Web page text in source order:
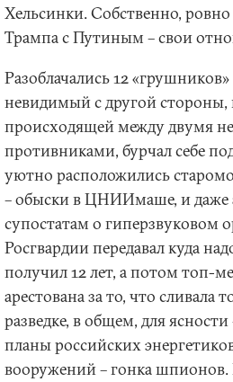
Хельсинки. Собственно,
Трампа с Путиным – свои
Разоблачались 12
невидимый с другой
происходящей между двумя
противниками, бурчал себе
уютно расположились
– обыски в ЦНИИмаше, и даже
супостатам о гиперзвуковом
Росгвардии передавал куда
получил 12 лет, а потом топ-
арестована за то, что
разведке, в общем, для
планы российских
вооружений – гонка шпионов.